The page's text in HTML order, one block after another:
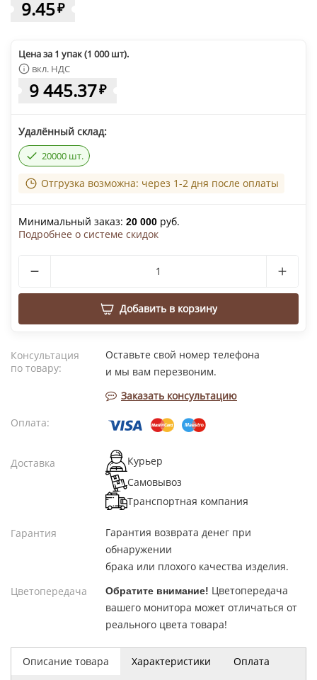
9.45₽
Цена за 1 упак (1 000 шт).
вкл. НДС
9 445.37₽
Удалённый склад:
20000 шт.
Отгрузка возможна: через 1-2 дня после оплаты
Минимальный заказ: 20 000 руб.
Подробнее о системе скидок
Добавить в корзину
Описание товара Характеристики
Оплата
Консультация
по товару:
Оставьте свой номер телефона
и мы вам перезвоним.
Заказать консультацию
Оплата:
Доставка
Курьер
Самовывоз
Транспортная компания
Гарантия
Гарантия возврата денег при
обнаружении
брака или плохого качества изделия.
Цветопередача
Обратите внимание! Цветопередача
вашего монитора может отличаться от
реального цвета товара!